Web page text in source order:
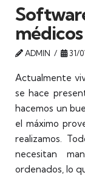
ADMIN 31/
Actualmente
se hace
hacemos un
el máximo
realizamos.
necesitan
ordenados, lo